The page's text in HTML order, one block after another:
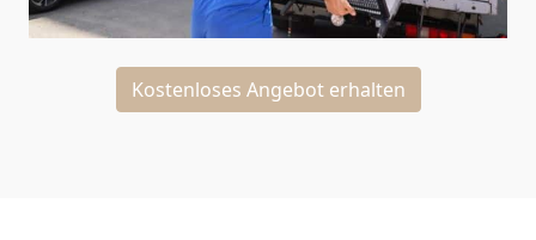
Kostenloses Angebot erhalten